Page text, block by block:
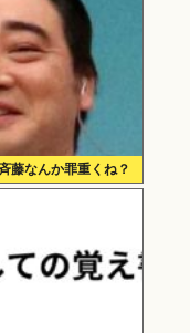
藤なんか罪重くね？